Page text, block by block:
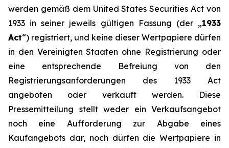
werden gemäß dem United States Securities Act von
1933 in seiner jeweils gültigen Fassung (der „1933
Act“) registriert, und keine dieser Wertpapiere dürfen
in den Vereinigten Staaten ohne Registrierung oder
eine entsprechende Befreiung von den
Registrierungsanforderungen des 1933 Act
angeboten oder verkauft werden. Diese
Pressemitteilung stellt weder ein Verkaufsangebot
noch eine Aufforderung zur Abgabe eines
Kaufangebots dar, noch dürfen die Wertpapiere in